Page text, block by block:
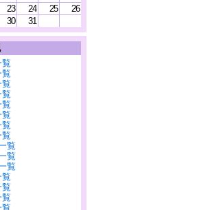
23 24 25
26
30 31
覧
覧
覧